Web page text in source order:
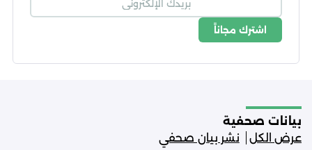
اشترك مجاناً
بيانات صحفية
عرض الكل
نشر بيان صحفي